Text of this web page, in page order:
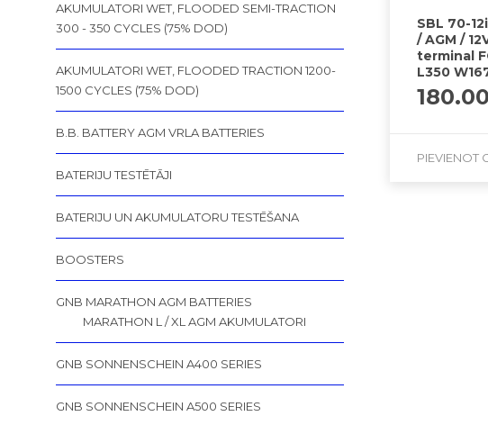
SBL 70-
/ AGM /
terminal
L350
PIEVIENOT
AKUMULATORI WET, FLOODED SEMI-TRACTION
300 - 350 CYCLES (75% DOD)
AKUMULATORI WET, FLOODED TRACTION 1200-
1500 CYCLES (75% DOD)
B.B. BATTERY AGM VRLA BATTERIES
BATERIJU TESTĒTĀJI
BATERIJU UN AKUMULATORU TESTĒŠANA
BOOSTERS
GNB MARATHON AGM BATTERIES
MARATHON L / XL AGM AKUMULATORI
GNB SONNENSCHEIN A400 SERIES
GNB SONNENSCHEIN A500 SERIES